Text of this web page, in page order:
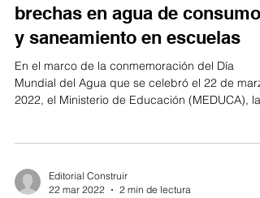
brechas en agua de consumo
y saneamiento en escuelas
En el marco de la conmemoración del Día
Mundial del Agua que se celebró el 22 de
2022, el Ministerio de Educación (MEDUCA),
Editorial Construir
22 mar 2022
2 min de lectura